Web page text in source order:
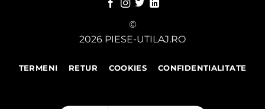
©
2026 PIESE-UTILAJ.RO
TERMENI RETUR COOKIES CONFIDENTIALITATE